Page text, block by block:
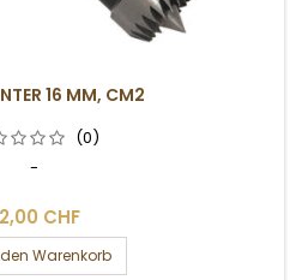
16 MM, CM2
(0)
-
CHF
Warenkorb